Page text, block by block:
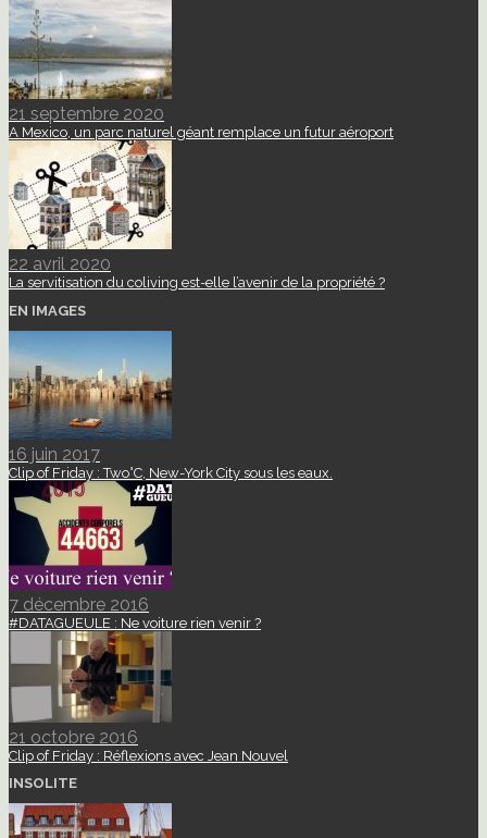
21 septembre 2020
A Mexico, un parc naturel géant remplace un futur aéroport
22 avril 2020
La servitisation du coliving est-elle l’avenir de la propriété ?
EN IMAGES
16 juin 2017
Clip of Friday : Two°C, New-York City sous les eaux.
7 décembre 2016
#DATAGUEULE : Ne voiture rien venir ?
21 octobre 2016
Clip of Friday : Réflexions avec Jean Nouvel
INSOLITE